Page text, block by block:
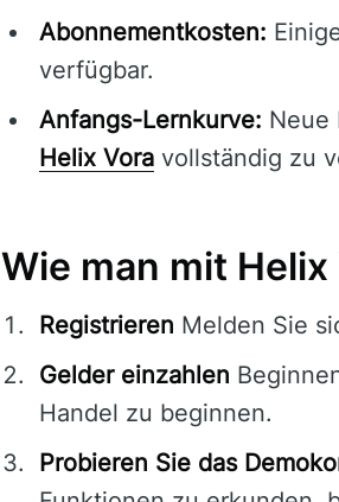
Abonnementkosten:
verfügbar.
Anfangs-Lernkurve: Neue
Helix Vora vollständig zu
Wie man mit
Registrieren Melden Sie
Gelder einzahlen
Handel zu beginnen.
Probieren Sie das